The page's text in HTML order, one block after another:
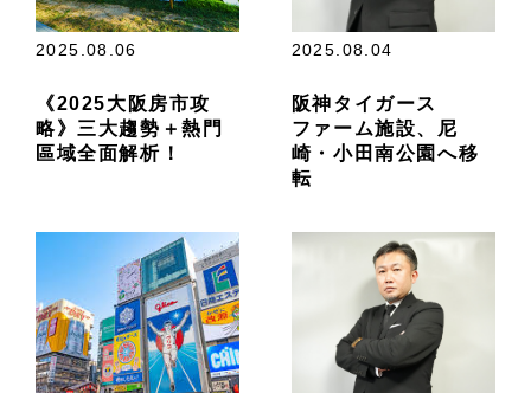
2025.08.06
《2025大阪房市攻
略》三大趨勢＋熱門
區域全面解析！
2025.08.04
阪神タイガース
ファーム施設、尼
崎・小田南公園へ移
転